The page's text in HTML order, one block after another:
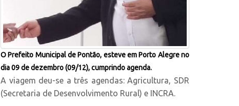
O Prefeito Municipal de Pontão, esteve em Porto Alegre no
dia 09 de dezembro (09/12), cumprindo agenda.
A viagem deu-se a três agendas: Agricultura, SDR
(Secretaria de Desenvolvimento Rural) e INCRA.